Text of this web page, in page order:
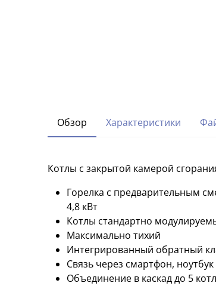
Обзор Характеристики
Котлы с закрытой камерой
Горелка с предварительным
4,8 кВт
Котлы стандартно
Максимально тихий
Интегрированный обратный
Связь через смартфон,
Объединение в каскад до 5